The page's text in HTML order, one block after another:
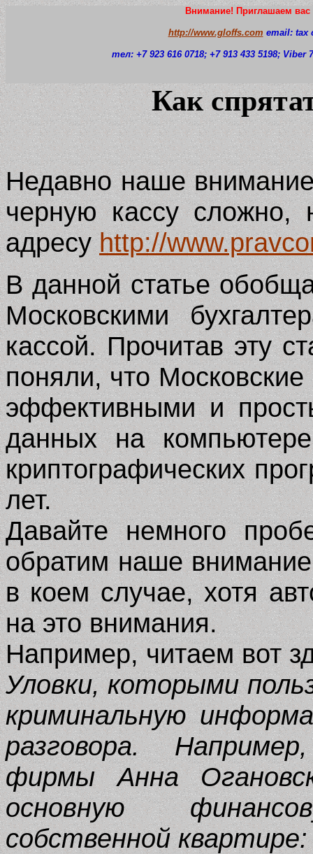
Внимание! Приглашаем
http://www.gloffs.com email: tax
тел: +7 923 616 0718; +7 913 433 5198; Viber
Как
Недавно наше
черную кассу
адресуhttp://
В данной статье
Московскими
кассой. Прочитав эту
поняли, что Московские
эффективными и
данных на
криптографических
лет.
Давайте немного
обратим наше
в коем случае, хотя
на это внимания.
Например, читаем вот
Уловки, которыми
криминальную
разговора.
фирмы Анна
основную
собственной квартире: